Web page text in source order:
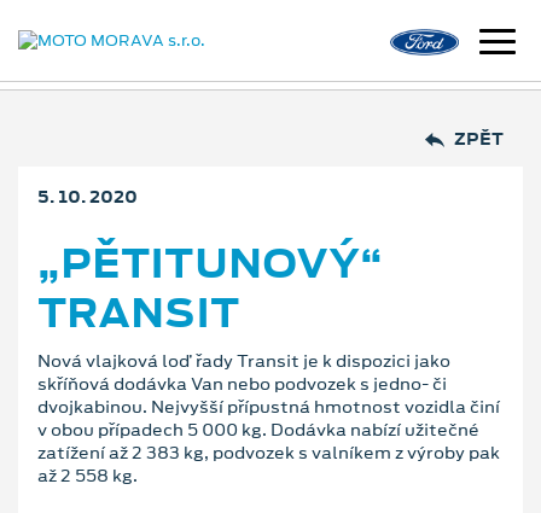
ZPĚT
5. 10. 2020
„PĚTITUNOVÝ“
TRANSIT
Nová vlajková loď řady Transit je k dispozici jako
skříňová dodávka Van nebo podvozek s jedno- či
dvojkabinou. Nejvyšší přípustná hmotnost vozidla činí
v obou případech 5 000 kg. Dodávka nabízí užitečné
zatížení až 2 383 kg, podvozek s valníkem z výroby pak
až 2 558 kg.